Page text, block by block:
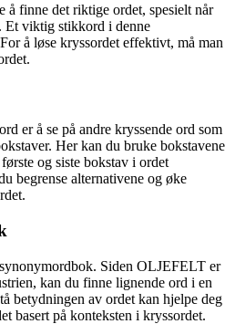
å finne det riktige ordet, spesielt når
Et viktig stikkord i denne
å løse kryssordet effektivt, må man
er å se på andre kryssende ord som
Her kan du bruke bokstavene
og siste bokstav i ordet
begrense alternativene og øke
Siden OLJEFELT er
kan du finne lignende ord i en
betydningen av ordet kan hjelpe deg
basert på konteksten i kryssordet.